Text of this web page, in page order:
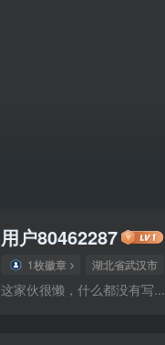
用户80462287
1枚徽章 湖北省武汉市
这家伙很懒，什么都没有写...